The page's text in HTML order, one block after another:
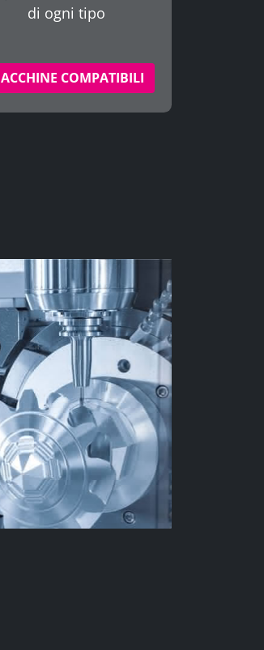
di ogni tipo
COMPATIBILI
ordinaria e
materie prime,
delegando alla
fabbisogno
assegnati all’asset
questo è
un PLC, CNC
Tablet.